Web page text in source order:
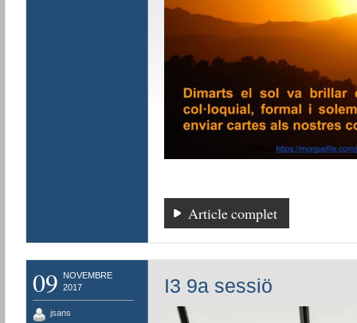
Article complet
09
NOVEMBRE
2017
jsans
I3 9a sessiö